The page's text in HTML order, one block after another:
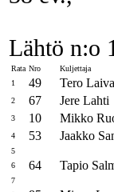
Lähtö n:o
Rata Nro Kuljettaja
1
49 Tero
2 67 Jere Lahti
3 10 Mikko
4 53 Jaakko
5
6
64 Tapio
7